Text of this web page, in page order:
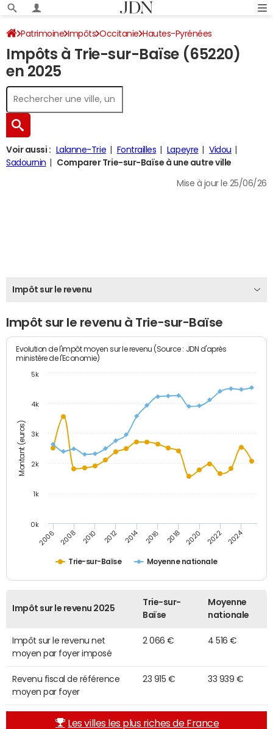
Patrimoine Impôts Occitanie Hautes-Pyrénées
Trie-sur-Baïse Impôt sur le revenu
Impôts à Trie-sur-Baïse (65220)
en 2025
Voir aussi : Lalanne-Trie Fontrailles Lapeyre
Vidou
Sadournin
Comparer Trie-sur-Baïse à une autre ville
Mise à jour le 25/06/26
Impôt sur le revenu
Impôt sur le revenu à Trie-sur-Baïse
Montant (euros)
Evolution de l'impôt moyen sur le revenu (Source : JDN d'après
ministère de l'Economie)
Trie-sur-Baïse Moyenne nationale
2006 2008 2010 2012 2014 2016 2018 2020 2022 2024
0k
1k
2k
3k
4k
5k
Impôt sur le revenu 2025
Trie-sur-
Baïse
Moyenne
nationale
Impôt sur le revenu net
moyen par foyer imposé
2 066 € 4 516 €
Revenu fiscal de référence
moyen par foyer
23 915 € 33 939 €
Les villes les plus riches de France